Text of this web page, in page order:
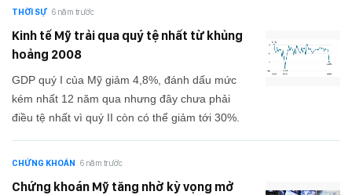
THỜI SỰ 6 năm trước
Kinh tế Mỹ trải qua quý tệ nhất từ khủng
hoảng 2008
GDP quý I của Mỹ giảm 4,8%, đánh dấu mức
kém nhất 12 năm qua nhưng đây chưa phải
điều tệ nhất vì quý II còn có thể giảm tới 30%.
CHỨNG KHOÁN 6 năm trước
Chứng khoán Mỹ tăng nhờ kỳ vọng mở